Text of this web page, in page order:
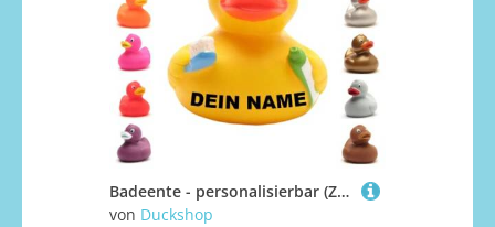
Badeente - personalisierbar (Zahnputz Ente)
von Duckshop